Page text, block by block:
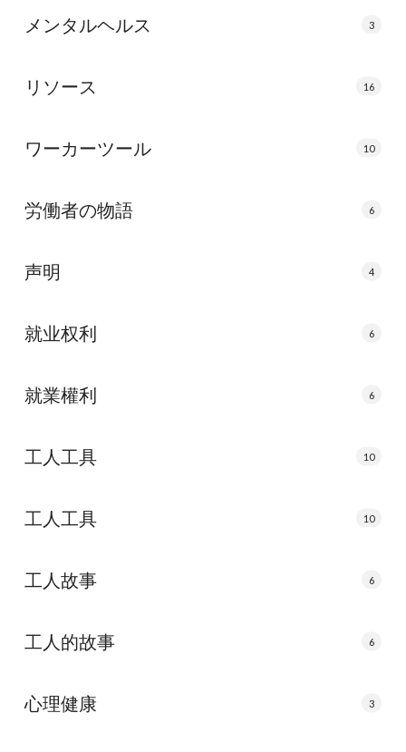
メンタルヘルス 3
リソース 16
ワーカーツール 10
労働者の物語 6
声明 4
就业权利 6
就業權利 6
工人工具 10
工人工具 10
工人故事 6
工人的故事 6
心理健康 3